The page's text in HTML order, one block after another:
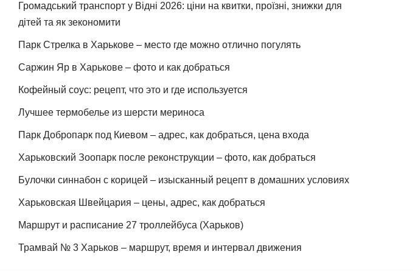
Громадський транспорт у Відні 2026: ціни на квитки, проїзні, знижки для
дітей та як зекономити
Парк Стрелка в Харькове – место где можно отлично погулять
Саржин Яр в Харькове – фото и как добраться
Кофейный соус: рецепт, что это и где используется
Лучшее термобелье из шерсти мериноса
Парк Добропарк под Киевом – адрес, как добраться, цена входа
Харьковский Зоопарк после реконструкции – фото, как добраться
Булочки синнабон с корицей – изысканный рецепт в домашних условиях
Харьковская Швейцария – цены, адрес, как добраться
Маршрут и расписание 27 троллейбуса (Харьков)
Трамвай № 3 Харьков – маршрут, время и интервал движения